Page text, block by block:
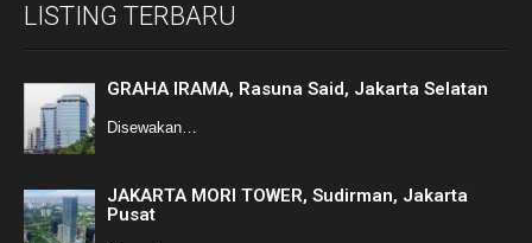
LISTING TERBARU
GRAHA IRAMA, Rasuna Said, Jakarta Selatan
Disewakan…
JAKARTA MORI TOWER, Sudirman, Jakarta
Pusat